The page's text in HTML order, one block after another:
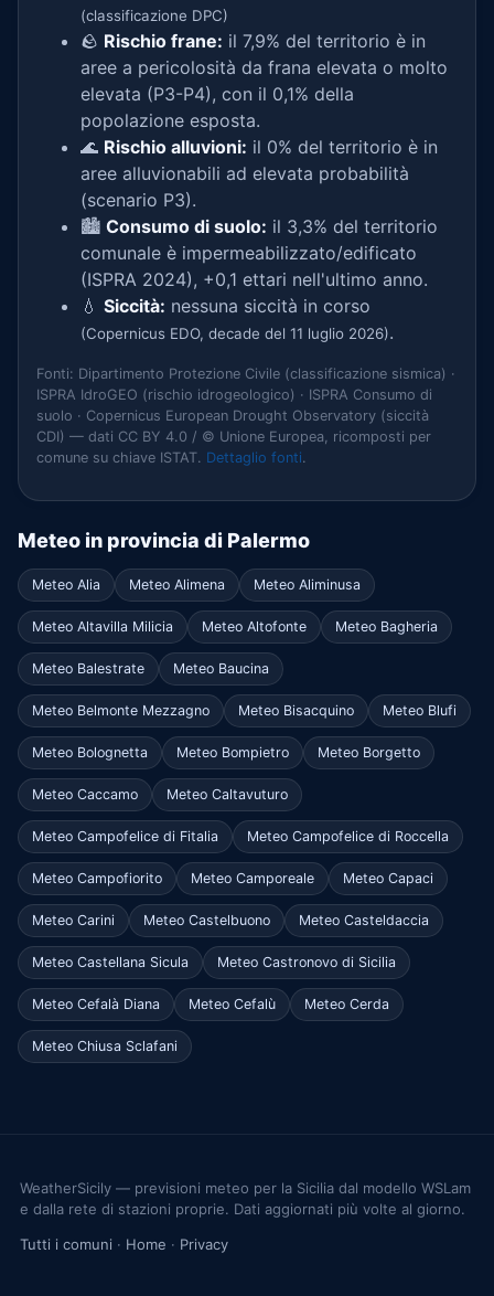
(classificazione DPC)
🪨 Rischio frane: il 7,9% del territorio è in
aree a pericolosità da frana elevata o molto
elevata (P3-P4), con il 0,1% della
popolazione esposta.
🌊 Rischio alluvioni: il 0% del territorio è in
aree alluvionabili ad elevata probabilità
(scenario P3).
🏙️ Consumo di suolo: il 3,3% del territorio
comunale è impermeabilizzato/edificato
(ISPRA 2024), +0,1 ettari nell'ultimo anno.
💧 Siccità: nessuna siccità in corso
(Copernicus EDO, decade del 11 luglio 2026).
Fonti: Dipartimento Protezione Civile (classificazione sismica) ·
ISPRA IdroGEO (rischio idrogeologico) · ISPRA Consumo di
suolo · Copernicus European Drought Observatory (siccità
CDI) — dati CC BY 4.0 / © Unione Europea, ricomposti per
comune su chiave ISTAT. Dettaglio fonti.
Meteo in provincia di Palermo
Meteo Alia Meteo Alimena Meteo Aliminusa
Meteo Altavilla Milicia Meteo Altofonte Meteo Bagheria
Meteo Balestrate Meteo Baucina
Meteo Belmonte Mezzagno Meteo Bisacquino Meteo Blufi
Meteo Bolognetta Meteo Bompietro Meteo Borgetto
Meteo Caccamo Meteo Caltavuturo
Meteo Campofelice di Fitalia Meteo Campofelice di Roccella
Meteo Campofiorito Meteo Camporeale Meteo Capaci
Meteo Carini Meteo Castelbuono Meteo Casteldaccia
Meteo Castellana Sicula Meteo Castronovo di Sicilia
Meteo Cefalà Diana Meteo Cefalù Meteo Cerda
Meteo Chiusa Sclafani
WeatherSicily — previsioni meteo per la Sicilia dal modello WSLam
e dalla rete di stazioni proprie. Dati aggiornati più volte al giorno.
Tutti i comuni · Home · Privacy